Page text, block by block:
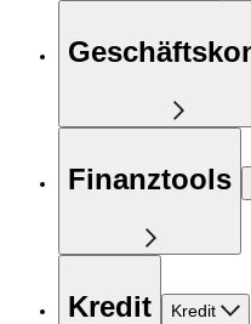
Finanztools
Kredit Kredit